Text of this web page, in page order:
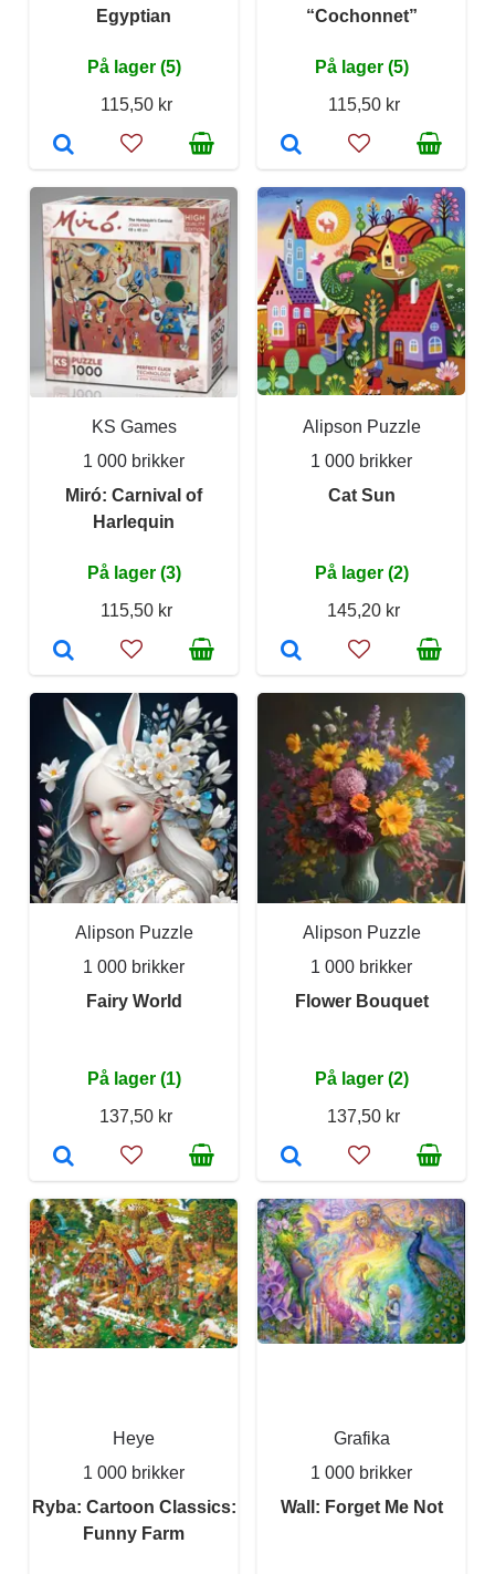
Egyptian
På lager (5)
115,50 kr
“Cochonnet”
På lager (5)
115,50 kr
KS Games
1 000 brikker
Miró: Carnival of
Harlequin
På lager (3)
115,50 kr
Alipson Puzzle
1 000 brikker
Cat Sun
På lager (2)
145,20 kr
Alipson Puzzle
1 000 brikker
Fairy World
På lager (1)
137,50 kr
Alipson Puzzle
1 000 brikker
Flower Bouquet
På lager (2)
137,50 kr
Heye
1 000 brikker
Ryba: Cartoon Classics:
Funny Farm
Grafika
1 000 brikker
Wall: Forget Me Not